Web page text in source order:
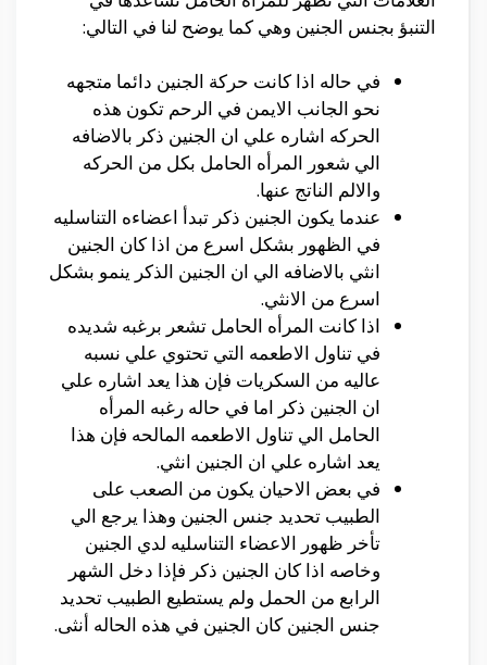
التنبؤ بجنس الجنين وهي كما يوضح لنا في التالي:
في حاله اذا كانت حركة الجنين دائما متجهه
نحو الجانب الايمن في الرحم تكون هذه
الحركه اشاره علي ان الجنين ذكر بالاضافه
الي شعور المرأه الحامل بكل من الحركه
والالم الناتج عنها.
عندما يكون الجنين ذكر تبدأ اعضاءه التناسليه
في الظهور بشكل اسرع من اذا كان الجنين
انثي بالاضافه الي ان الجنين الذكر ينمو بشكل
اسرع من الانثي.
اذا كانت المرأه الحامل تشعر برغبه شديده
في تناول الاطعمه التي تحتوي علي نسبه
عاليه من السكريات فإن هذا يعد اشاره علي
ان الجنين ذكر اما في حاله رغبه المرأه
الحامل الي تناول الاطعمه المالحه فإن هذا
يعد اشاره علي ان الجنين انثي.
في بعض الاحيان يكون من الصعب على
الطبيب تحديد جنس الجنين وهذا يرجع الي
تأخر ظهور الاعضاء التناسليه لدي الجنين
وخاصه اذا كان الجنين ذكر فإذا دخل الشهر
الرابع من الحمل ولم يستطيع الطبيب تحديد
جنس الجنين كان الجنين في هذه الحاله أنثى.